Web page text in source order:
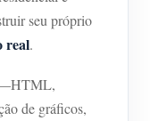
seu próprio
real.
de gráficos,